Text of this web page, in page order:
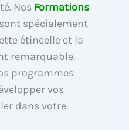
Nos Formations
sont spécialement
étincelle et la
remarquable.
programmes
vos
dans votre